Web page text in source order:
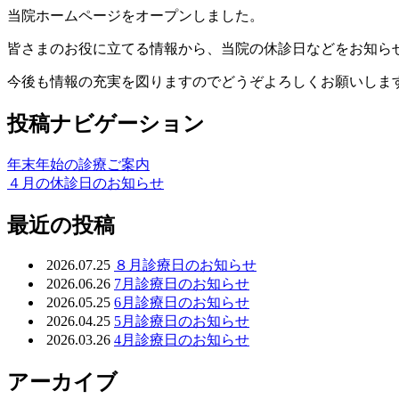
当院ホームページをオープンしました。
皆さまのお役に立てる情報から、当院の休診日などをお知ら
今後も情報の充実を図りますのでどうぞよろしくお願いしま
投稿ナビゲーション
年末年始の診療ご案内
４月の休診日のお知らせ
最近の投稿
2026.07.25 ８月診療日のお知らせ
2026.06.26 7月診療日のお知らせ
2026.05.25 6月診療日のお知らせ
2026.04.25 5月診療日のお知らせ
2026.03.26 4月診療日のお知らせ
アーカイブ